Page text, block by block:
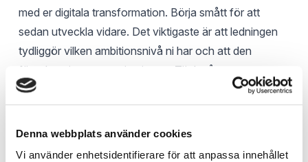
Denna webbplats använder cookies
Vi använder enhetsidentifierare för att anpassa innehållet
med er digitala transformation. Börja smått för att
sedan utveckla vidare. Det viktigaste är att ledningen
tydliggör vilken ambitionsnivå ni har och att den
förankras inom organisationen. Tänk på att
digitaliseringsarbetet är ett teamwork och kan inte
delegeras bort, alla behöver vara delaktiga. Därav
föreslår vi, baserat på vår erfarenhet, att den digitala
roadmapen tas fram baserat på följande byggstenar: